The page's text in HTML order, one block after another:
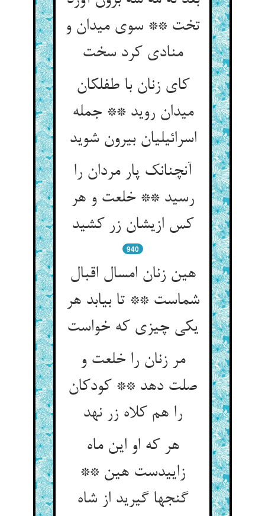
تخت ** سوی میدان و
منادی کرد سخت
کای زنان با طفلکان
میدان روید ** جمله
اسرائیلیان بیرون شوید
آنچنانک پار مردان را
رسید ** خلعت و هر
کس ازیشان زر کشید
940
هین زنان امسال اقبال
شماست ** تا بیابد هر
یکی چیزی که خواست
مر زنان را خلعت و
صلت دهد ** کودکان
را هم کلاه زر نهد
هر که او این ماه
زاییدست هین **
گنجها گیرید از شاه